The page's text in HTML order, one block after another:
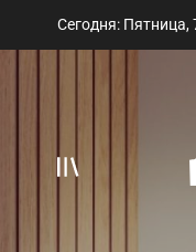
Сегодня: Пятница,
Вне